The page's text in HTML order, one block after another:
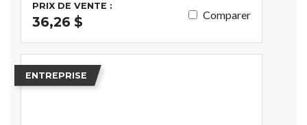
PRIX DE VENTE :
36,26 $ Comparer
ENTREPRISE